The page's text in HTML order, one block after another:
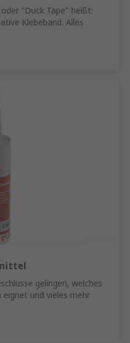
"Duck Tape" heißt:
Klebeband. Alles
gelingen, welches
eignet und vieles mehr